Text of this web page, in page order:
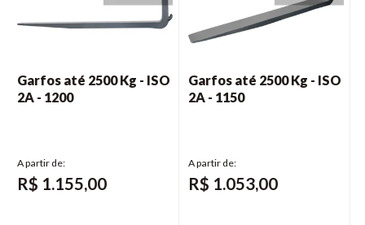
Garfos até 2500 Kg - ISO
2A - 1200
R$ 1.155,00
Garfos até 2500 Kg - ISO
2A - 1150
R$ 1.053,00